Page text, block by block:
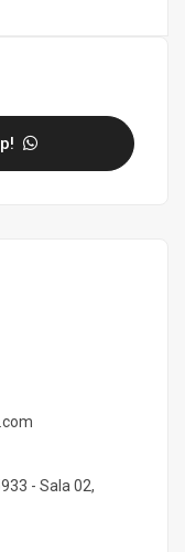
- Sala 02,